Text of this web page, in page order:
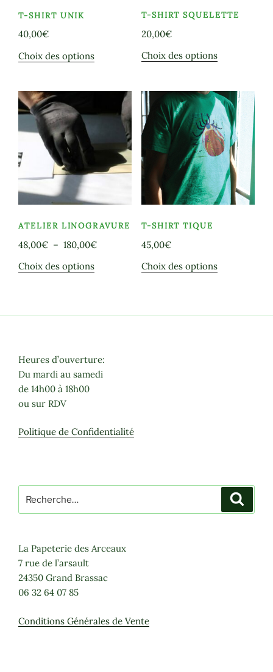
T-SHIRT UNIK
40,00€
Choix des optionsCe
plusieurs
variations.
options
peuvent
être
sur
page
du
T-SHIRT SQUELETTE
20,00€
Choix des optionsCe
plusieurs
variations.
Les
options
peuvent
être
choisies
sur
ATELIER LINOGRAVURE
48,00€ – 180,00€Plage
180,00€
Choix des optionsCe
peuvent
la
T-SHIRT TIQUE
45,00€
Choix des optionsCe
Heures d’ouverture:
Du mardi au samedi
de 14h00 à 18h00
ou sur RDV
Politique de Confidentialité
pour
La Papeterie des Arceaux
7 rue de l’arsault
24350 Grand Brassac
06 32 64 07 85
Conditions Générales de Vente